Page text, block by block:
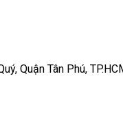
Quận Tân Phú,